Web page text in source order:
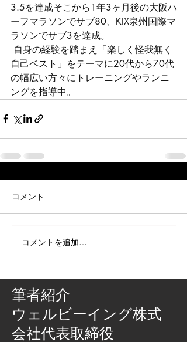
3.5を達成そこから1年3ヶ月後の大阪ハ
ーフマラソンでサブ80、KIX泉州国際マ
ラソンでサブ3を達成。
自己ベスト」をテーマに20代から70代
の幅広い方々にトレーニングやランニ
ングを指導中。
コメント
コメントを追加…
筆者紹介
​ウェルビーイング株式
会社代表取締役